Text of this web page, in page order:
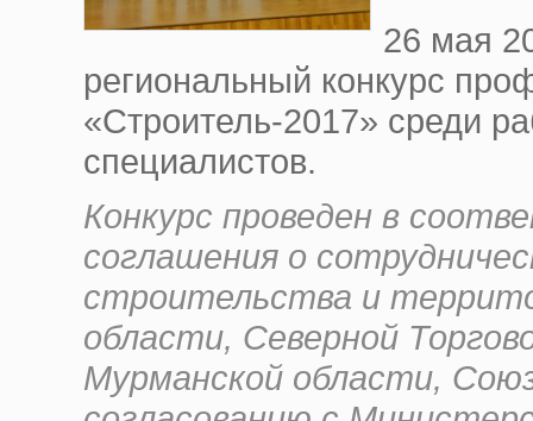
26 мая
региональный конкурс
«Строитель-2017» среди
специалистов.
Конкурс проведен в
соглашения о
строительства и
области, Северной
Мурманской области,